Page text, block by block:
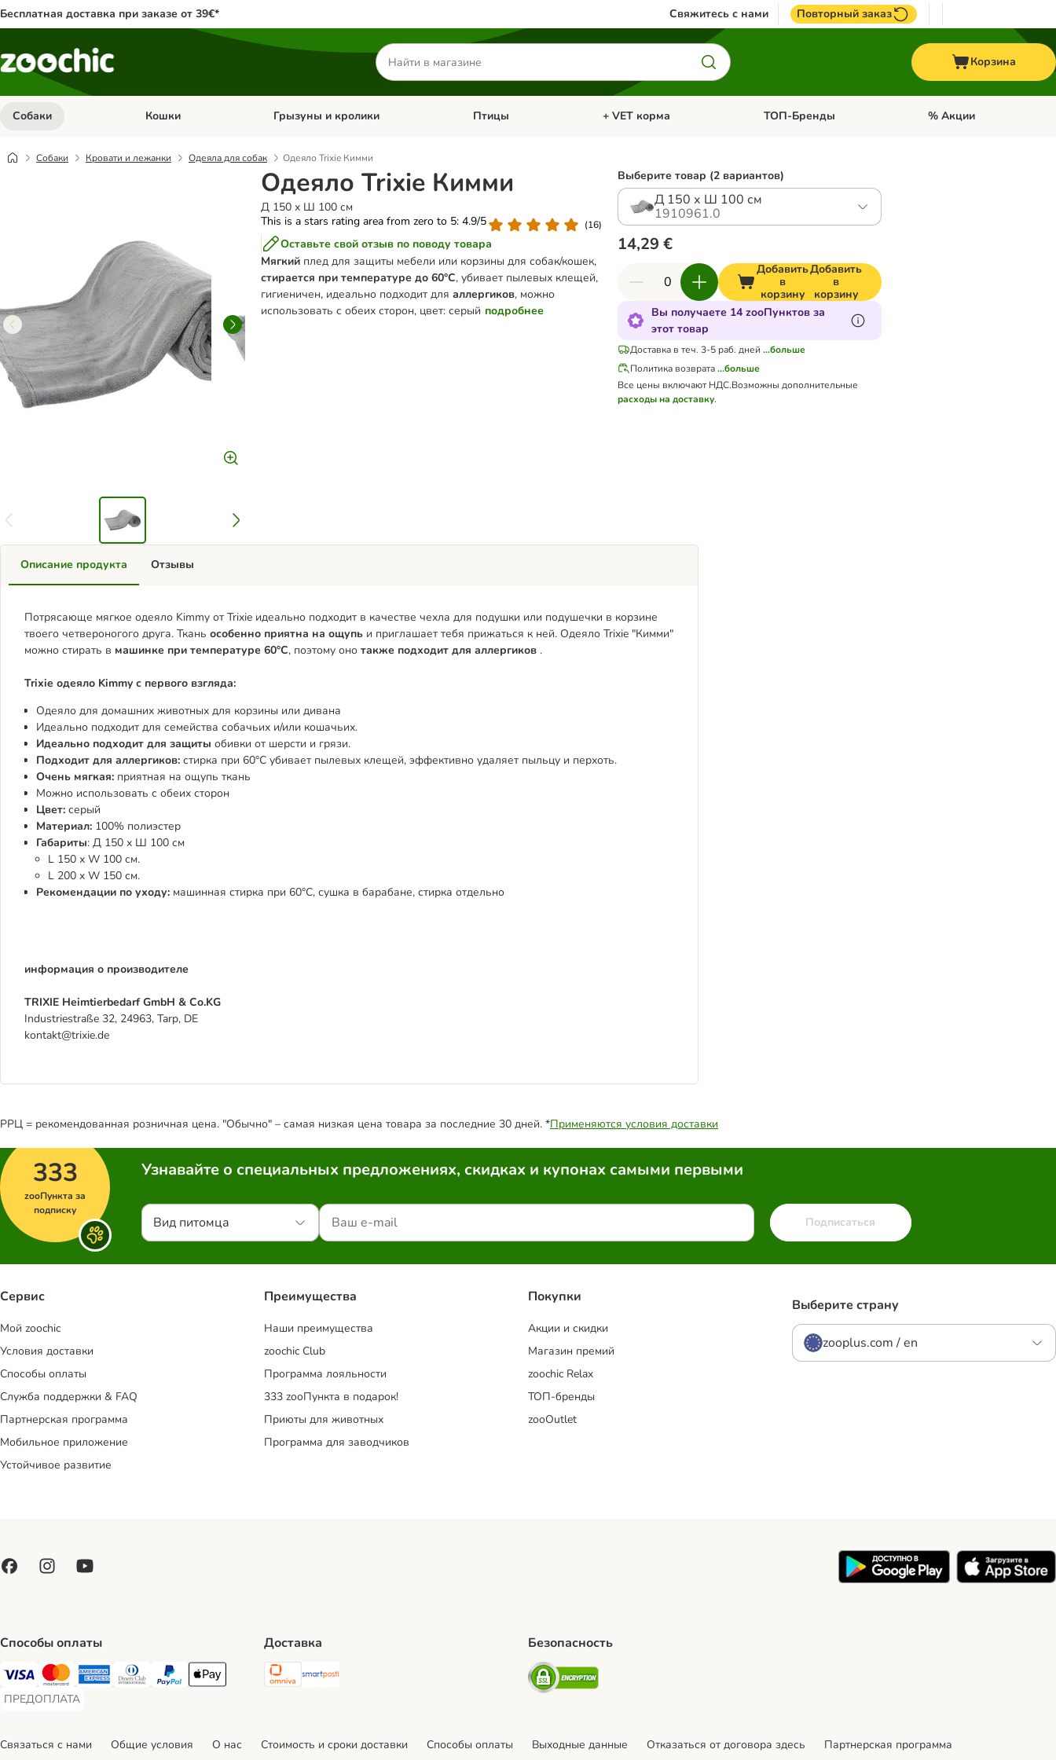
Бесплатная доставка при заказе от 39€* Свяжитесь с нами Повторный заказ
Поиск
товаров
Корзина
Собаки Откройте меню категории: Собаки
Кошки Откройте меню категории: Кошки
Грызуны и кролики Откройте меню категории: Грызуны и кролики
Птицы Откройте меню категории: Птицы
+ VET корма Откройте меню категории: + VET корма
ТОП-Бренды Откройте меню
% Акции
Собаки Кровати и лежанки Одеяла для собак Одеяло Trixie Кимми
Одеяло Trixie Кимми
Д 150 х Ш 100 см
This is a stars rating area from zero to 5: 4.9/5
(16)
Оставьте свой отзыв по поводу товара
Мягкий плед для защиты мебели или корзины для собак/кошек,
стирается при температуре до 60°C, убивает пылевых клещей,
гигиеничен, идеально подходит дляаллергиков, можно
использовать с обеих сторон, цвет: серый подробнее
Выберите товар (2 вариантов)
Д 150 х Ш 100 см
1910961.0
14,29 €
Добавить
в
корзину
Добавить
в
корзину
Вы получаете 14 zooПунктов за
этот товар
Доставка в теч. 3-5 раб. дней ...больше
Политика возврата ...больше
Все цены включают НДС.Возможны дополнительные
расходы на доставку.
Описание продукта
Потрясающе мягкое одеяло Kimmy от Trixie идеально подходит в качестве чехла для подушки или подушечки в корзине
твоего четвероногого друга. Ткань особенно приятна на ощупь и приглашает тебя прижаться к ней. Одеяло Trixie "Кимми"
можно стирать в машинке при температуре 60°C, поэтому оно также подходит для аллергиков .
Trixie одеяло Kimmy с первого взгляда:
Одеяло для домашних животных для корзины или дивана
Идеально подходит для семейства собачьих и/или кошачьих.
Идеально подходит для защиты обивки от шерсти и грязи.
Подходит для аллергиков: стирка при 60°C убивает пылевых клещей, эффективно удаляет пыльцу и перхоть.
Очень мягкая: приятная на ощупь ткань
Можно использовать с обеих сторон
Цвет: серый
Материал: 100% полиэстер
Габариты: Д 150 х Ш 100 см
L 150 х W 100 см.
L 200 x W 150 см.
Рекомендации по уходу: машинная стирка при 60°C, сушка в барабане, стирка отдельно
информация о производителе
TRIXIE Heimtierbedarf GmbH & Co.KG
Industriestraße 32, 24963, Tarp, DE
kontakt@trixie.de
Отзывы
РРЦ = рекомендованная розничная цена. "Обычно" – самая низкая цена товара за последние 30 дней. *Применяются условия доставки
333
zooПункта за
подписку
Узнавайте о специальных предложениях, скидках и купонах самыми первыми
Вид питомца Подписаться
Сервис
Mой zoochic
Условия доставки
Способы оплаты
Служба поддержки & FAQ
Партнерская программа
Мобильное приложение
Устойчивое развитие
Преимуществa
Наши преимущества
zoochic Club
Программа лояльности
333 zooПункта в подарок!
Приюты для животных
Программа для заводчиков
Покупки
Акции и скидки
Магазин премий
zoochic Relax
ТОП-бренды
zooOutlet
Выберите страну
zooplus.com / en
Способы оплаты
Visa Payment Method
Mastercard Payment Method
American Express Payment Method
Diners Club Payment Method
PayPal Payment Method
Apple Pay Payment Method
ПРЕДОПЛАТА
ПРЕДОПЛАТА Payment Method
Доставка
Omniva Shipping Method
SmartPosti Shipping Method
Безопасность
Security
Связаться с нами Общие условия О нас Стоимость и сроки доставки Cпособы оплаты Выходные данные Отказаться от договора здесь Партнерская программа